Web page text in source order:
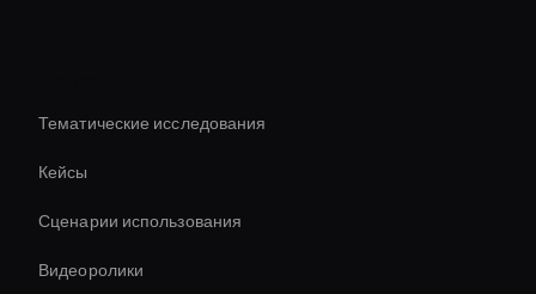
Тематические исследования
Кейсы
Сценарии использования
Видеоролики